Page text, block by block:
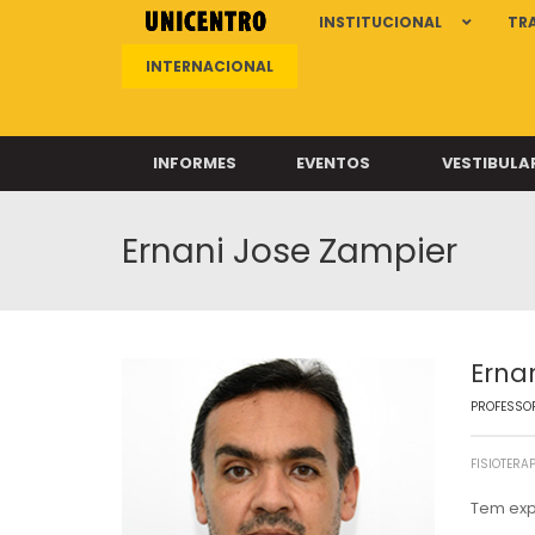
INSTITUCIONAL
INTERNACIONAL
INFORMES EVENTOS
Ernani Jose Zampier
Tem